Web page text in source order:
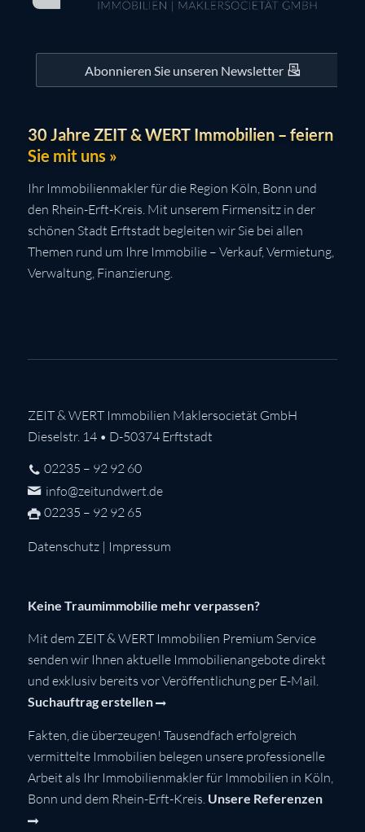
Abonnieren Sie unseren Newsletter
30 Jahre ZEIT & WERT Immobilien – feiern
Sie mit uns »
Ihr Immobilienmakler für die Region Köln, Bonn und
den Rhein-Erft-Kreis. Mit unserem Firmensitz in der
schönen Stadt Erftstadt begleiten wir Sie bei allen
Themen rund um Ihre Immobilie – Verkauf, Vermietung,
Verwaltung, Finanzierung.
ZEIT & WERT Immobilien Maklersocietät GmbH
Dieselstr. 14 • D-50374 Erftstadt
02235 – 92 92 60
info@zeitundwert.de
02235 – 92 92 65
Datenschutz| Impressum
Keine Traumimmobilie mehr verpassen?
Mit dem ZEIT & WERT Immobilien Premium Service
senden wir Ihnen aktuelle Immobilienangebote direkt
und exklusiv bereits vor Veröffentlichung per E-Mail.
Suchauftrag erstellen
Fakten, die überzeugen! Tausendfach erfolgreich
vermittelte Immobilien belegen unsere professionelle
Arbeit als Ihr Immobilienmakler für Immobilien in Köln,
Bonn und dem Rhein-Erft-Kreis. Unsere Referenzen